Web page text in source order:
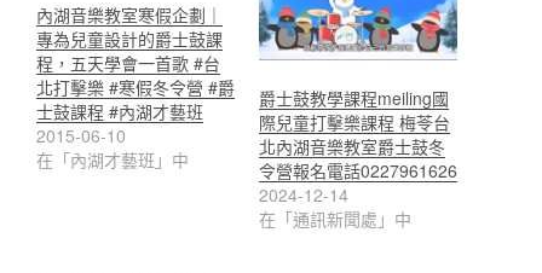
內湖音樂教室寒假企劃｜
專為兒童設計的爵士鼓課
程，五天學會一首歌 #台
北打擊樂 #寒假冬令營 #爵
士鼓課程 #內湖才藝班
2015-06-10
在「內湖才藝班」中
爵士鼓教學課程meiling國
際兒童打擊樂課程 梅苓台
北內湖音樂教室爵士鼓冬
令營報名電話0227961626
2024-12-14
在「通訊新聞處」中